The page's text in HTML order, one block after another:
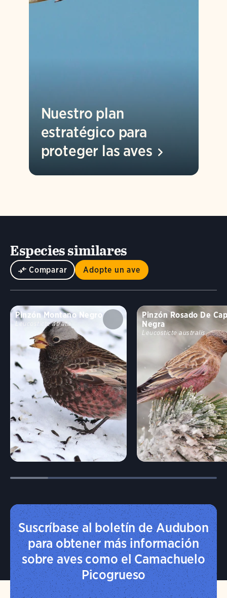
Nuestro plan
estratégico para
proteger las aves
Especies similares
Comparar Adopte un ave
Pinzón Montano Negro
Leucosticte atrata
Pinzón Rosado De
Negra
Leucosticte australis
Suscríbase al boletín de Audubon
para obtener más información
sobre aves como el Camachuelo
Picogrueso